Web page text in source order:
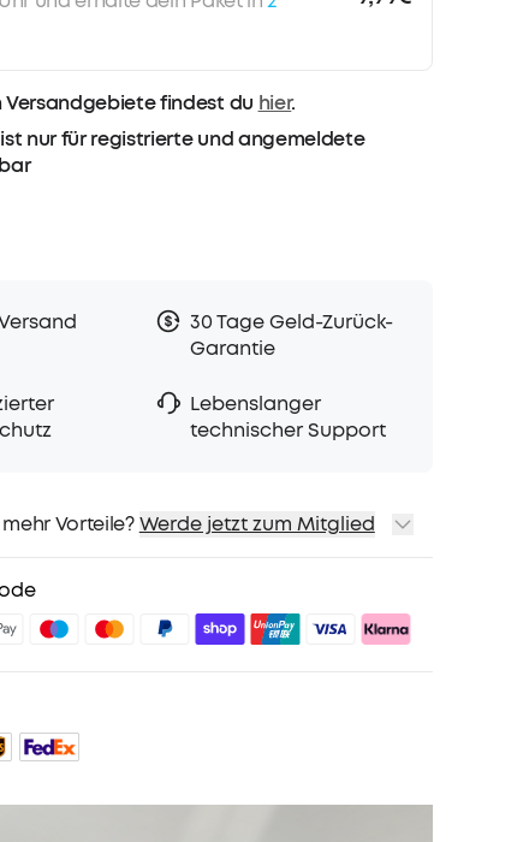
Versandgebiete findest du hier.
nur für registrierte und angemeldete
30 Tage Geld-Zurück-
Garantie
Lebenslanger
technischer Support
Vorteile? Werde jetzt zum Mitglied
für ausgewähte Produkte
mit soundcoreCreditsMehr erfahren